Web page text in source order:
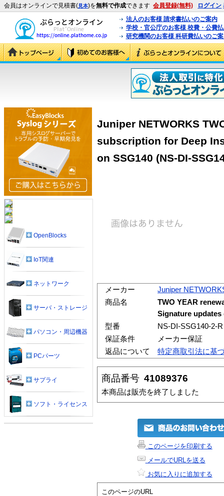
会員はオンラインで見積書(見本)を無料で作成できます 会員登録(無料) ログイン
法人のお客様 請求書払いのご案内
学校・官公庁のお客様 校費・公費
研究機関のお客様 科研費払いのご
Juniper NETWORKS
subscription for Deep
on SSG140 (NS-DI-
メーカー
Juniper
商品名
TWO YEAR
Signature updates
型番
NS-DI-SSG140-2-R
保証条件
メーカー保証
返品について
特定商取引法に基
商品番号 41089376
本商品は販売を終了しました
このページを印刷する
メールでURLを送る
お気に入りに追加する
このページのURL
OpenBlocks
IoT関連
ネットワーク
サーバ・ストレージ
パソコン・周辺機器
PCパーツ
サプライ
ソフト・ライセンス